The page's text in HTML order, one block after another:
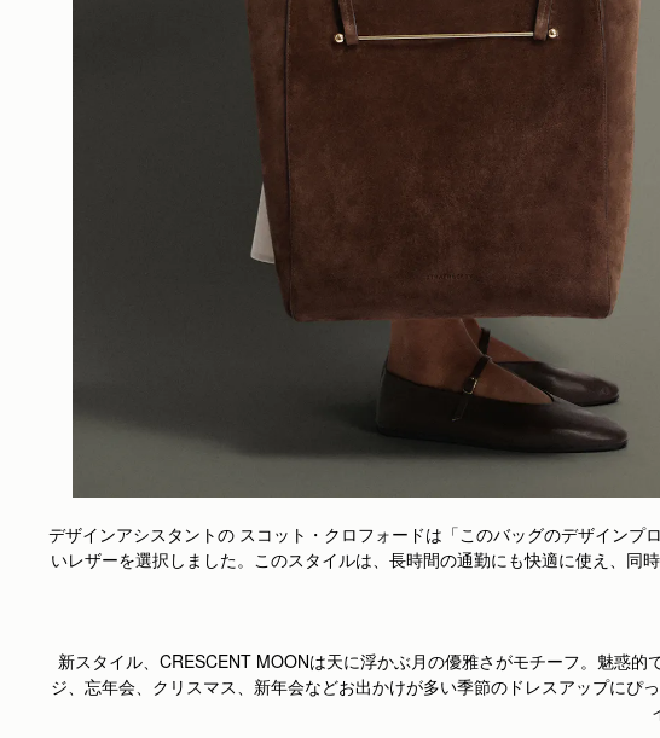
デザインアシスタントの スコット・クロフォードは「このバッグのデザイン
いレザーを選択しました。このスタイルは、長時間の通勤にも快適に使え、
新スタイル、CRESCENT MOONは天に浮かぶ月の優雅さがモチーフ。魅惑
ジ、忘年会、クリスマス、新年会などお出かけが多い季節のドレスアップに